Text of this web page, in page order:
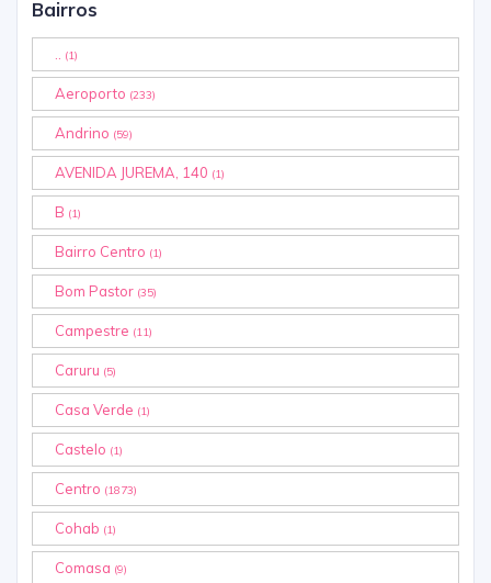
Bairros
(1)
Aeroporto (233)
Andrino (59)
AVENIDA JUREMA, 140 (1)
B (1)
Bairro Centro (1)
Bom Pastor (35)
Campestre (11)
Caruru (5)
Casa Verde (1)
Castelo (1)
Centro (1873)
Cohab (1)
Comasa (9)